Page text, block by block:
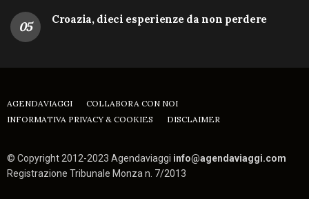
Croazia, dieci esperienze da non perdere
AGENDAVIAGGI
COLLABORA CON NOI
INFORMATIVA PRIVACY & COOKIES
DISCLAIMER
© Copyright 2012-2023 Agendaviaggi info@agendaviaggi.com
Registrazione Tribunale Monza n. 7/2013